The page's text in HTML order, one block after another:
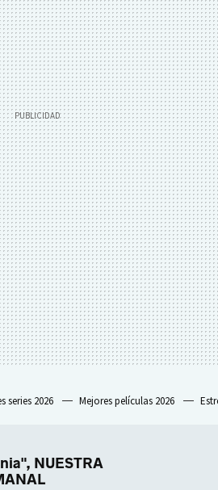
series 2026 Mejores películas 2026
NUESTRA